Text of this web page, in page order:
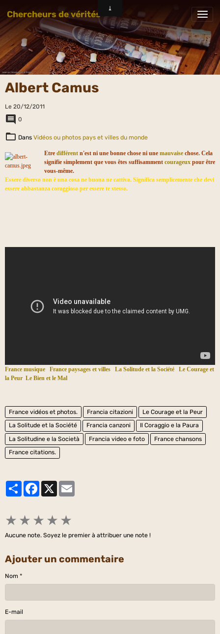
Chercheurs de vérités
Albert Camus
Le 20/12/2011
0
Dans Vidéos ou photos pays et villes du monde
Etre différent n'est ni une bonne chose ni une mauvaise chose. Cela
signifie simplement que vous êtes suffisamment courageux pour être
vous-même.
Essere diverso non è una cosa ne buona ne cattiva. Significa semplicemente che devi
essere abbastanza coraggioso per essere te stesso.
France musique France paysages et villes La Solitude et la Société
Le Courage et
la Peur Le Bien et le Mal
France vidéos et photos. Francia citazioni
Le Courage et la Peur
La Solitude et la Société
Francia canzoni
Il Coraggio e la Paura
La Solitudine e la Società
Francia video e foto
France chansons
France citations.
PartagerFacebook
★ ★ ★ ★ ★
Aucune note. Soyez le premier à attribuer une note !
Ajouter un commentaire
Nom
E-mail